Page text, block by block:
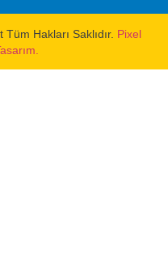
Hakları Saklıdır. Pixel